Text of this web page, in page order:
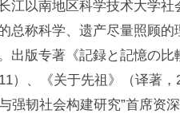
江以南地区科学技术大学
总称科学、遗产尽量照顾
出版专著《記録と記憶の比
）、《关于先祖》（译著
强韧社会构建研究”首席资深